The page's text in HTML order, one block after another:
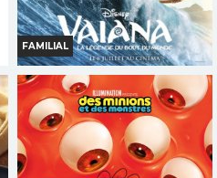
FAMILIAL
VAIANA, LA LÉGENDE DU BOUT
DU MONDE
Horaires et Infos
Bande-annonce